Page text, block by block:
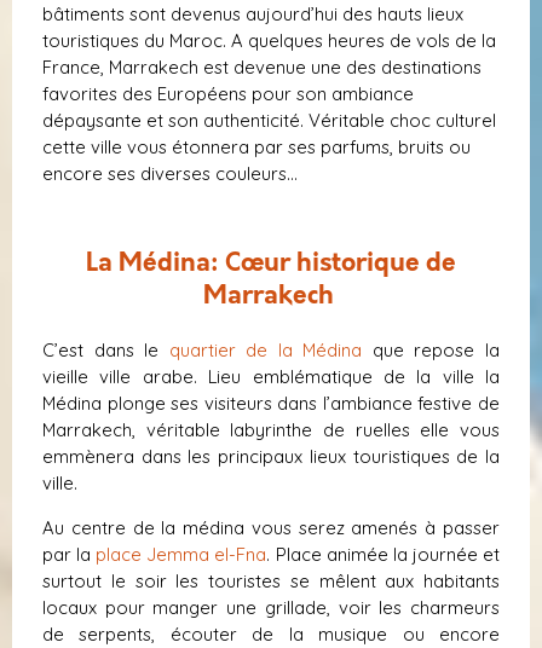
bâtiments sont devenus aujourd’hui des hauts lieux
touristiques du Maroc. A quelques heures de vols de la
France, Marrakech est devenue une des destinations
favorites des Européens pour son ambiance
dépaysante et son authenticité. Véritable choc culturel
cette ville vous étonnera par ses parfums, bruits ou
encore ses diverses couleurs…
La Médina: Cœur historique de
Marrakech
C’est dans le quartier de la Médina que repose la
vieille ville arabe. Lieu emblématique de la ville la
Médina plonge ses visiteurs dans l’ambiance festive de
Marrakech, véritable labyrinthe de ruelles elle vous
emmènera dans les principaux lieux touristiques de la
ville.
Au centre de la médina vous serez amenés à passer
par la place Jemma el-Fna. Place animée la journée et
surtout le soir les touristes se mêlent aux habitants
locaux pour manger une grillade, voir les charmeurs
de serpents, écouter de la musique ou encore